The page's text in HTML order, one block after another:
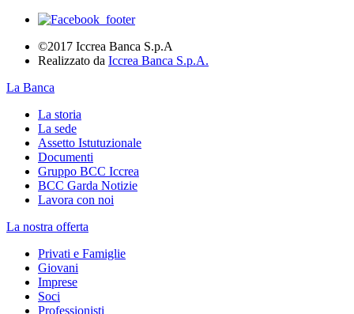
©2017 Iccrea Banca S.p.A
Realizzato da Iccrea Banca S.p.A.
La Banca
La storia
La sede
Assetto Istutuzionale
Documenti
Gruppo BCC Iccrea
BCC Garda Notizie
Lavora con noi
La nostra offerta
Privati e Famiglie
Giovani
Imprese
Soci
Professionisti